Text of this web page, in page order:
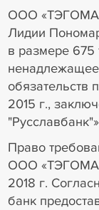
ООО «ТЭГОМА»
Лидии
в размере 675
ненадлежащее
обязательств
2015 г.,
Право
ООО «ТЭГОМА»
2018 г.
банк